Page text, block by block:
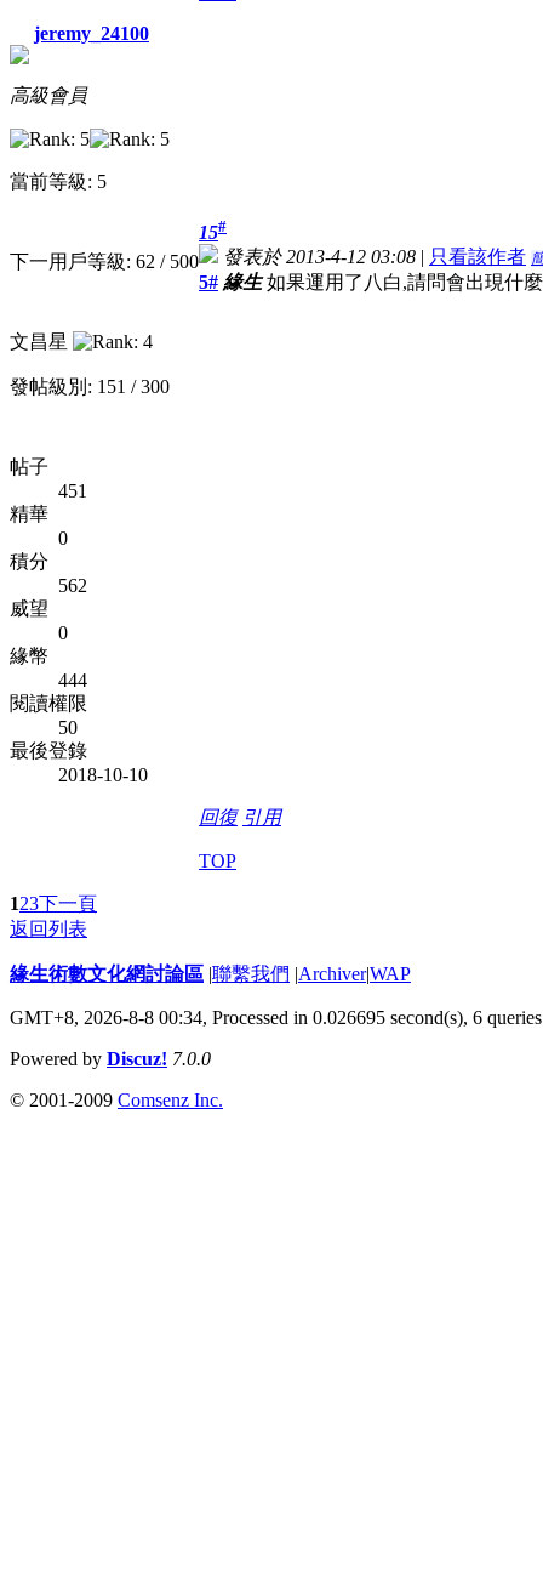
jeremy_24100
高級會員
當前等級: 5
下一用戶等級: 62 / 500
文昌星
發帖級別: 151 / 300
帖子
451
精華
0
積分
562
威望
0
緣幣
444
閱讀權限
50
最後登錄
2018-10-10
15#
發表於 2013-4-12 03:08 | 只看該作者
5# 緣生 如果運用了八白,請問會出現什
回復 引用
TOP
123下一頁
返回列表
緣生術數文化網討論區 |聯繫我們 |Archiver|WAP
GMT+8, 2026-8-8 00:34, Processed in 0.026695 second(s), 6 queries
Powered by Discuz! 7.0.0
© 2001-2009 Comsenz Inc.